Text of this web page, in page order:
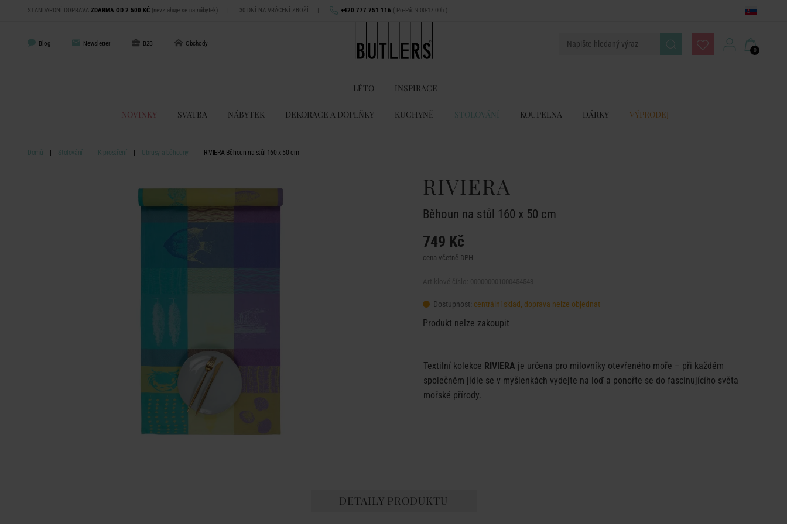
STANDARDNÍ DOPRAVA ZDARMA OD 2 500 KČ (nevztahuje se na nábytek) | 30 DNÍ NA VRÁCENÍ ZBOŽÍ | +420 777 751 116 ( Po-Pá: 9:00-17:00h )
Blog Newsletter B2B Obchody
0
LÉTO INSPIRACE
NOVINKY SVATBA NÁBYTEK DEKORACE A DOPLŇKY KUCHYNĚ STOLOVÁNÍ KOUPELNA DÁRKY VÝPRODEJ
Domů Stolování K prostření Ubrusy a běhouny RIVIERA Běhoun na stůl 160 x 50 cm
RIVIERA
Běhoun na stůl 160 x 50 cm
749 Kč
cena včetně DPH
Dostupnost: centrální sklad, doprava nelze objednat
Produkt nelze zakoupit
Textilní kolekce RIVIERA je určena pro milovníky otevřeného moře – při každém
společném jídle se v myšlenkách vydejte na loď a ponořte se do fascinujícího světa
mořské přírody.
DETAILY PRODUKTU